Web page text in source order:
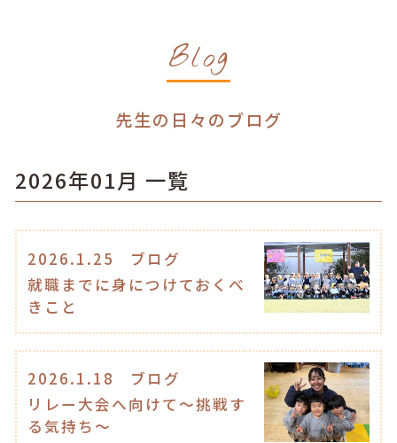
Blog
先生の日々のブログ
2026年01月 一覧
2026.1.25
ブログ
就職までに身につけておくべ
きこと
2026.1.18
ブログ
リレー大会へ向けて〜挑戦す
る気持ち〜